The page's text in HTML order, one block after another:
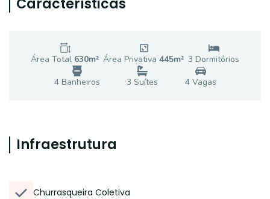
Características
Área Total 630m² Área Privativa 445m² 3 Dormitórios
4Banheiros 3 Suítes 4Vagas
Infraestrutura
Churrasqueira Coletiva